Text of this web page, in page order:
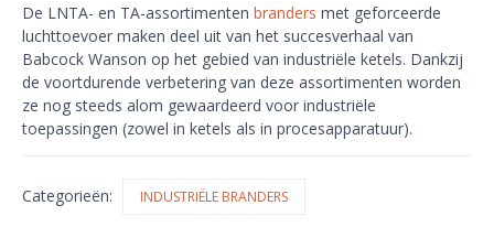
De LNTA- en TA-assortimenten branders met geforceerde
luchttoevoer maken deel uit van het succesverhaal van
Babcock Wanson op het gebied van industriële ketels. Dankzij
de voortdurende verbetering van deze assortimenten worden
ze nog steeds alom gewaardeerd voor industriële
toepassingen (zowel in ketels als in procesapparatuur).
Categorieën: INDUSTRIËLE BRANDERS